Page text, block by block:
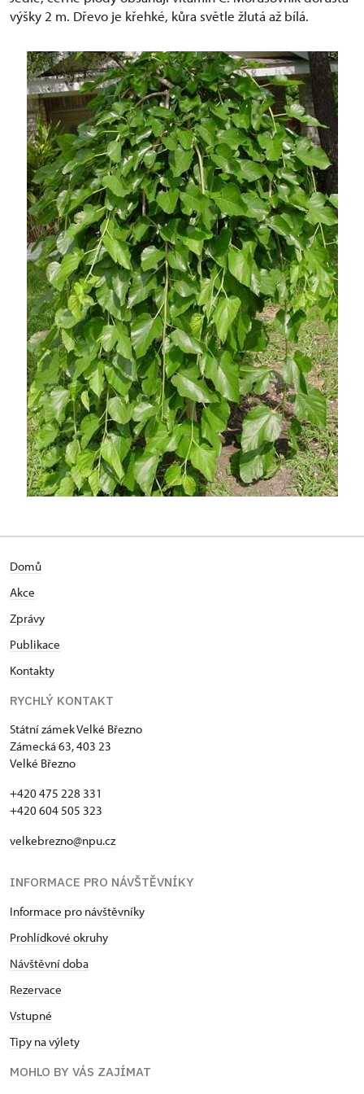
výšky 2 m. Dřevo je křehké, kůra světle žlutá až bílá.
Domů
Akce
Zprávy
Publikace
Kontakty
RYCHLÝ KONTAKT
Státní zámek Velké Březno
Zámecká 63, 403 23
Velké Březno
+420 475 228 331
+420 604 505 323
velkebrezno@npu.cz
INFORMACE PRO NÁVŠTĚVNÍKY
Informace pro návštěvníky
Prohlídkové okruhy
Návštěvní doba
Rezervace
Vstupné
Tipy na výlety
MOHLO BY VÁS ZAJÍMAT